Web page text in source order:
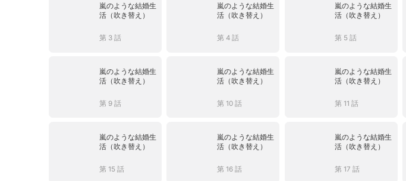
嵐のような結婚生
活（吹き替え）
第 3 話
嵐のような結婚生
活（吹き替え）
第 4 話
嵐のような結婚生
活（吹き替え）
第 5 話
嵐のような結婚生
活（吹き替え）
第 9 話
嵐のような結婚生
活（吹き替え）
第 10 話
嵐のような結婚生
活（吹き替え）
第 11 話
嵐のような結婚生
活（吹き替え）
第 15 話
嵐のような結婚生
活（吹き替え）
第 16 話
嵐のような結婚生
活（吹き替え）
第 17 話